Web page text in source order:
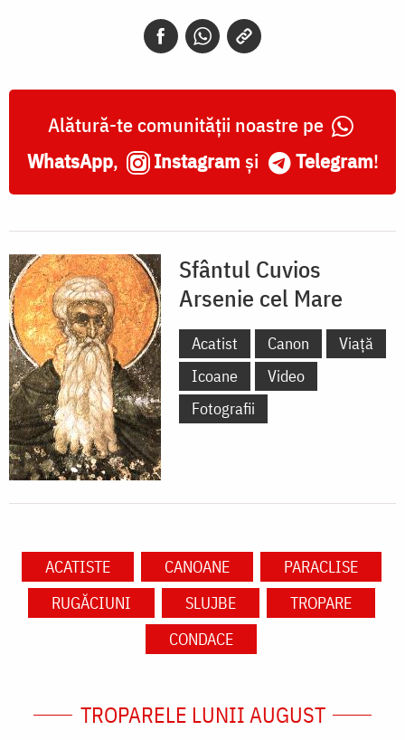
Alătură-te comunității noastre pe
WhatsApp, Instagram și Telegram!
Sfântul Cuvios
Arsenie cel Mare
Acatist Canon
Viață
Icoane
Video
Fotografii
ACATISTE CANOANE
PARACLISE
RUGĂCIUNI
SLUJBE
TROPARE
CONDACE
TROPARELE LUNII AUGUST